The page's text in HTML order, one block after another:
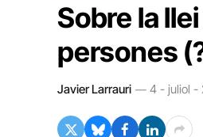
Sobre la
persones
Javier Larrauri 4 - juliol -